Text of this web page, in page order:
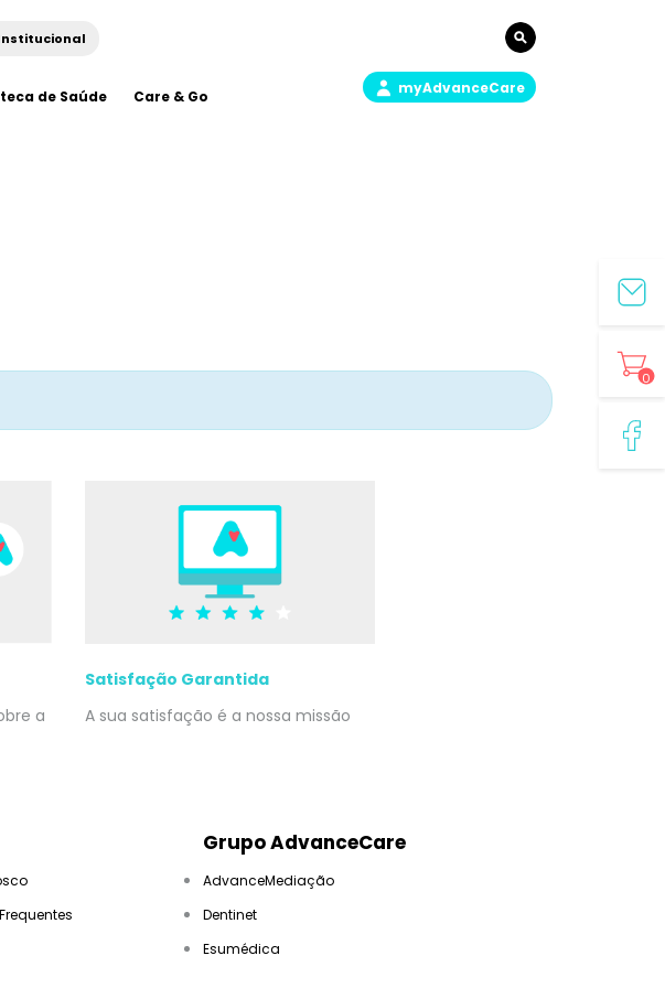
de Saúde Care & Go myAdvanceCare
a
Satisfação Garantida
A sua satisfação é a nossa missão
Grupo AdvanceCare
AdvanceMediação
Dentinet
Esumédica
0